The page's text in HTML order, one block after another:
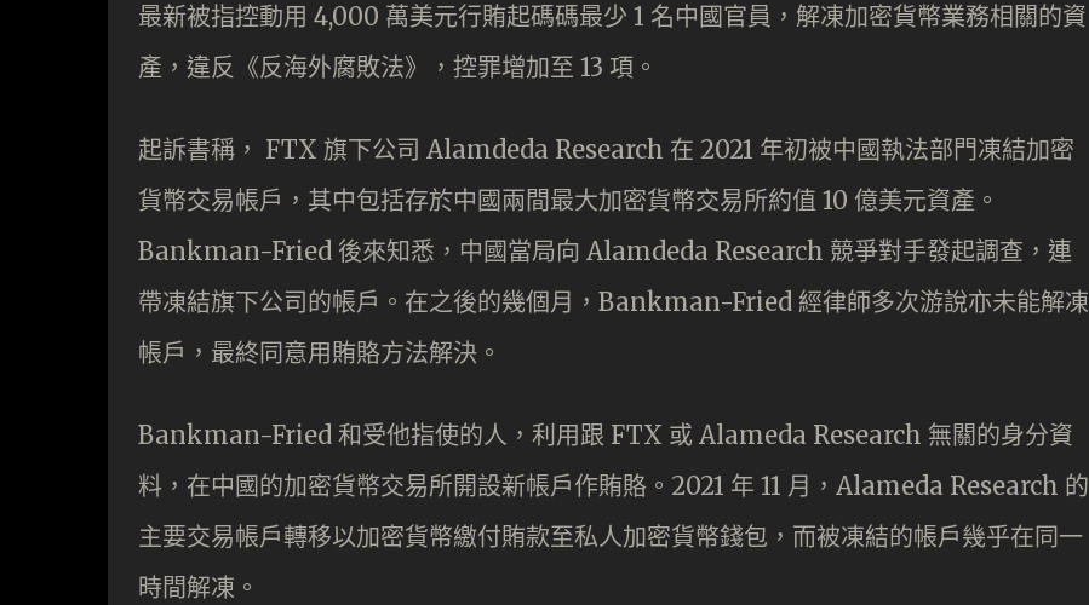
最新被指控動用 4,000 萬美元行賄起碼碼最少 1 名中國官員，解凍加密貨幣業務相關的資
產，違反《反海外腐敗法》，控罪增加至 13 項。
起訴書稱， FTX 旗下公司 Alamdeda Research 在 2021 年初被中國執法部門凍結加密
貨幣交易帳戶，其中包括存於中國兩間最大加密貨幣交易所約值 10 億美元資產。
Bankman-Fried 後來知悉，中國當局向 Alamdeda Research 競爭對手發起調查，連
帶凍結旗下公司的帳戶。在之後的幾個月，Bankman-Fried 經律師多次游說亦未能解凍
帳戶，最終同意用賄賂方法解決。
Bankman-Fried 和受他指使的人，利用跟 FTX 或 Alameda Research 無關的身分資
料，在中國的加密貨幣交易所開設新帳戶作賄賂。2021 年 11 月，Alameda Research 的
主要交易帳戶轉移以加密貨幣繳付賄款至私人加密貨幣錢包，而被凍結的帳戶幾乎在同一
時間解凍。